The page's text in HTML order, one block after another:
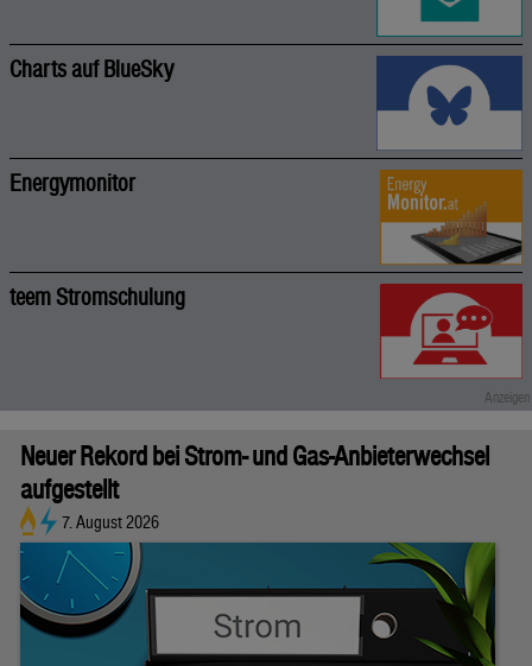
Charts auf BlueSky
Energymonitor
teem Stromschulung
Neuer Rekord bei Strom- und Gas-Anbieterwechsel
aufgestellt
7. August 2026